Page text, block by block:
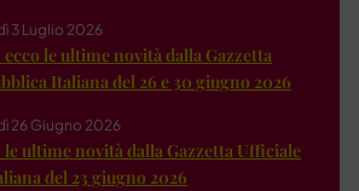
3 Luglio 2026
le ultime novità dalla Gazzetta
Italiana del 26 e 30 giugno 2026
26 Giugno 2026
le ultime novità dalla Gazzetta Ufficiale
del 23 giugno 2026